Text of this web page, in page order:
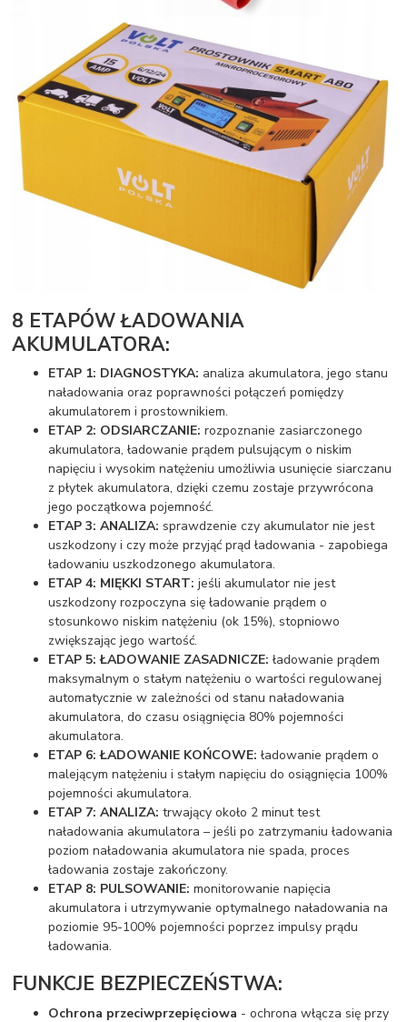
8 ETAPÓW ŁADOWANIA
AKUMULATORA:
ETAP 1: DIAGNOSTYKA: analiza akumulatora, jego stanu
naładowania oraz poprawności połączeń pomiędzy
akumulatorem i prostownikiem.
ETAP 2: ODSIARCZANIE: rozpoznanie zasiarczonego
akumulatora, ładowanie prądem pulsującym o niskim
napięciu i wysokim natężeniu umożliwia usunięcie siarczanu
z płytek akumulatora, dzięki czemu zostaje przywrócona
jego początkowa pojemność.
ETAP 3: ANALIZA: sprawdzenie czy akumulator nie jest
uszkodzony i czy może przyjąć prąd ładowania - zapobiega
ładowaniu uszkodzonego akumulatora.
ETAP 4: MIĘKKI START: jeśli akumulator nie jest
uszkodzony rozpoczyna się ładowanie prądem o
stosunkowo niskim natężeniu (ok 15%), stopniowo
zwiększając jego wartość.
ETAP 5: ŁADOWANIE ZASADNICZE: ładowanie prądem
maksymalnym o stałym natężeniu o wartości regulowanej
automatycznie w zależności od stanu naładowania
akumulatora, do czasu osiągnięcia 80% pojemności
akumulatora.
ETAP 6: ŁADOWANIE KOŃCOWE: ładowanie prądem o
malejącym natężeniu i stałym napięciu do osiągnięcia 100%
pojemności akumulatora.
ETAP 7: ANALIZA: trwający około 2 minut test
naładowania akumulatora – jeśli po zatrzymaniu ładowania
poziom naładowania akumulatora nie spada, proces
ładowania zostaje zakończony.
ETAP 8: PULSOWANIE: monitorowanie napięcia
akumulatora i utrzymywanie optymalnego naładowania na
poziomie 95-100% pojemności poprzez impulsy prądu
ładowania.
FUNKCJE BEZPIECZEŃSTWA:
Ochrona przeciwprzepięciowa - ochrona włącza się przy